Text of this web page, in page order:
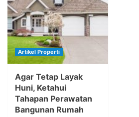
Artikel Properti
Agar Tetap Layak
Huni, Ketahui
Tahapan Perawatan
Bangunan Rumah